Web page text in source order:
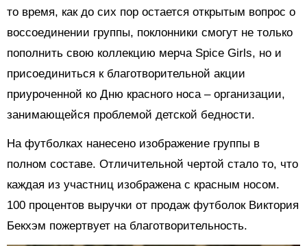
то время, как до сих пор остается открытым вопрос о
воссоединении группы, поклонники смогут не только
пополнить свою коллекцию мерча Spice Girls, но и
присоединиться к благотворительной акции
приуроченной ко Дню красного носа – организации,
занимающейся проблемой детской бедности.
На футболках нанесено изображение группы в
полном составе. Отличительной чертой стало то, что
каждая из участниц изображена с красным носом.
100 процентов выручки от продаж футболок Виктория
Бекхэм пожертвует на благотворительность.